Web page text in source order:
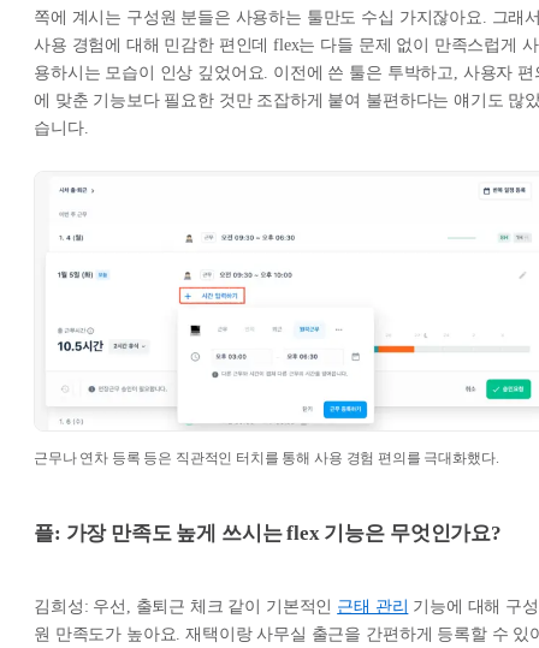
쪽에 계시는 구성원 분들은 사용하는 툴만도 수십 가지잖아요. 그래
사용 경험에 대해 민감한 편인데 flex는 다들 문제 없이 만족스럽게 사
용하시는 모습이 인상 깊었어요. 이전에 쓴 툴은 투박하고, 사용자 편
에 맞춘 기능보다 필요한 것만 조잡하게 붙여 불편하다는 얘기도 많
습니다.
근무나 연차 등록 등은 직관적인 터치를 통해 사용 경험 편의를 극대화했다.
플: 가장 만족도 높게 쓰시는 flex 기능은 무엇인가요?
김희성: 우선, 출퇴근 체크 같이 기본적인 근태 관리 기능에 대해 구성
원 만족도가 높아요. 재택이랑 사무실 출근을 간편하게 등록할 수 있